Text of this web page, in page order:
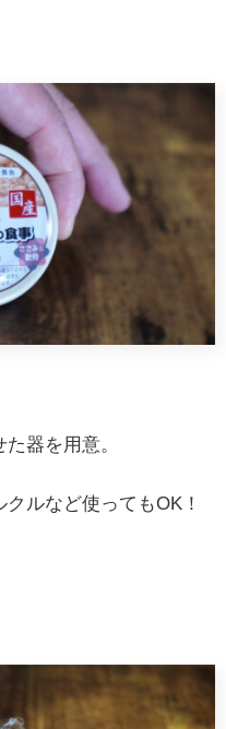
器を用意。
ルなど使ってもOK！